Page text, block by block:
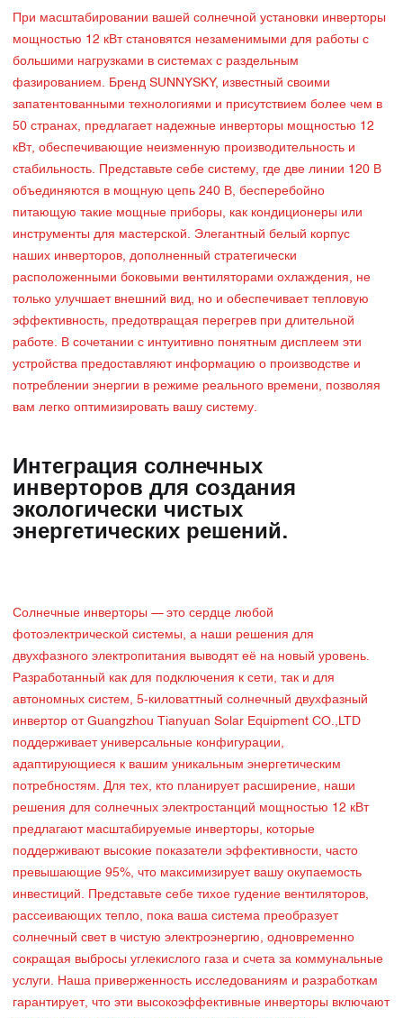
При масштабировании вашей солнечной установки инверторы
мощностью 12 кВт становятся незаменимыми для работы с
большими нагрузками в системах с раздельным
фазированием. Бренд SUNNYSKY, известный своими
запатентованными технологиями и присутствием более чем в
50 странах, предлагает надежные инверторы мощностью 12
кВт, обеспечивающие неизменную производительность и
стабильность. Представьте себе систему, где две линии 120 В
объединяются в мощную цепь 240 В, бесперебойно
питающую такие мощные приборы, как кондиционеры или
инструменты для мастерской. Элегантный белый корпус
наших инверторов, дополненный стратегически
расположенными боковыми вентиляторами охлаждения, не
только улучшает внешний вид, но и обеспечивает тепловую
эффективность, предотвращая перегрев при длительной
работе. В сочетании с интуитивно понятным дисплеем эти
устройства предоставляют информацию о производстве и
потреблении энергии в режиме реального времени, позволяя
вам легко оптимизировать вашу систему.
Интеграция солнечных
инверторов для создания
экологически чистых
энергетических решений.
Солнечные инверторы — это сердце любой
фотоэлектрической системы, а наши решения для
двухфазного электропитания выводят её на новый уровень.
Разработанный как для подключения к сети, так и для
автономных систем, 5-киловаттный солнечный двухфазный
инвертор от Guangzhou Tianyuan Solar Equipment CO.,LTD
поддерживает универсальные конфигурации,
адаптирующиеся к вашим уникальным энергетическим
потребностям. Для тех, кто планирует расширение, наши
решения для солнечных электростанций мощностью 12 кВт
предлагают масштабируемые инверторы, которые
поддерживают высокие показатели эффективности, часто
превышающие 95%, что максимизирует вашу окупаемость
инвестиций. Представьте себе тихое гудение вентиляторов,
рассеивающих тепло, пока ваша система преобразует
солнечный свет в чистую электроэнергию, одновременно
сокращая выбросы углекислого газа и счета за коммунальные
услуги. Наша приверженность исследованиям и разработкам
гарантирует, что эти высокоэффективные инверторы включают